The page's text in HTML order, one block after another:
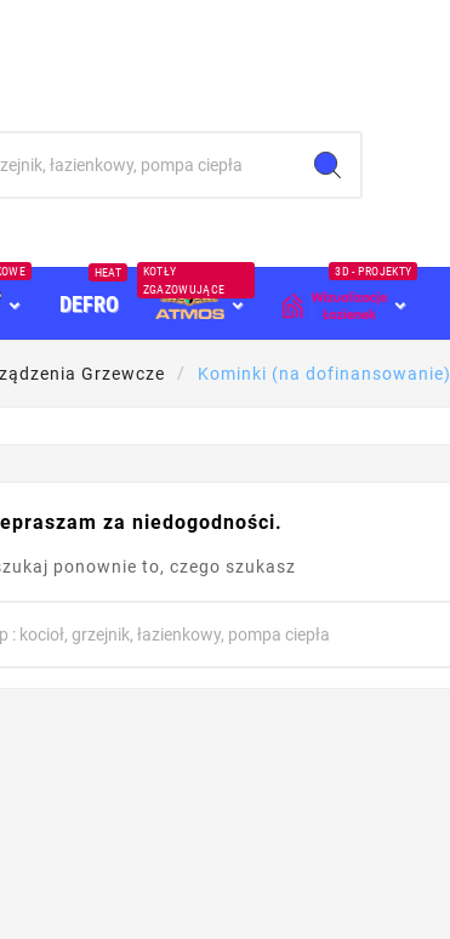
DEFRO
HEAT
KOTŁY
ZGAZOWUJĄCE
3D - PROJEKTY
Grzewcze Kominki (na dofinansowanie)
za niedogodności.
ponownie to, czego szukasz